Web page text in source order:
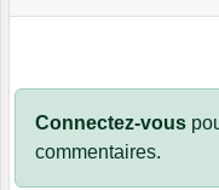
Connectez-vous
commentaires.